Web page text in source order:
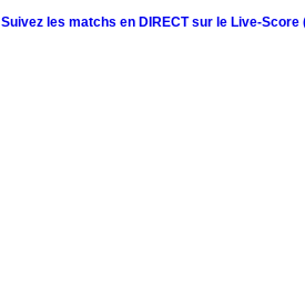
Suivez les matchs en DIRECT sur le Live-